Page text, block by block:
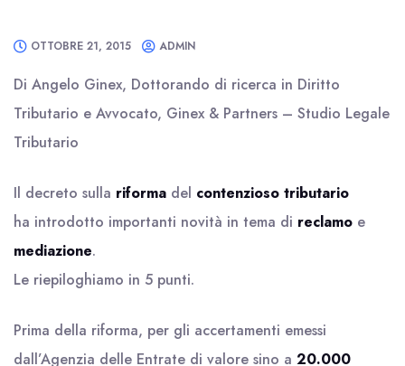
OTTOBRE 21, 2015 ADMIN
Di Angelo Ginex, Dottorando di ricerca in Diritto
Tributario e Avvocato, Ginex & Partners – Studio Legale
Tributario
Il decreto sulla riforma del contenzioso tributario
ha introdotto importanti novità in tema di reclamo e
mediazione.
Le riepiloghiamo in 5 punti.
Prima della riforma, per gli accertamenti emessi
dall’Agenzia delle Entrate di valore sino a 20.000